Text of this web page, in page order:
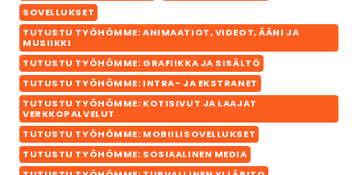
SOVELLUKSET
TUTUSTU TYÖHÖMME: ANIMAATIOT, VIDEOT, ÄÄNI JA
MUSIIKKI
TUTUSTU TYÖHÖMME: GRAFIIKKA JA SISÄLTÖ
TUTUSTU TYÖHÖMME: INTRA- JA EKSTRANET
TUTUSTU TYÖHÖMME: KOTISIVUT JA LAAJAT
VERKKOPALVELUT
TUTUSTU TYÖHÖMME: MOBIILISOVELLUKSET
TUTUSTU TYÖHÖMME: SOSIAALINEN MEDIA